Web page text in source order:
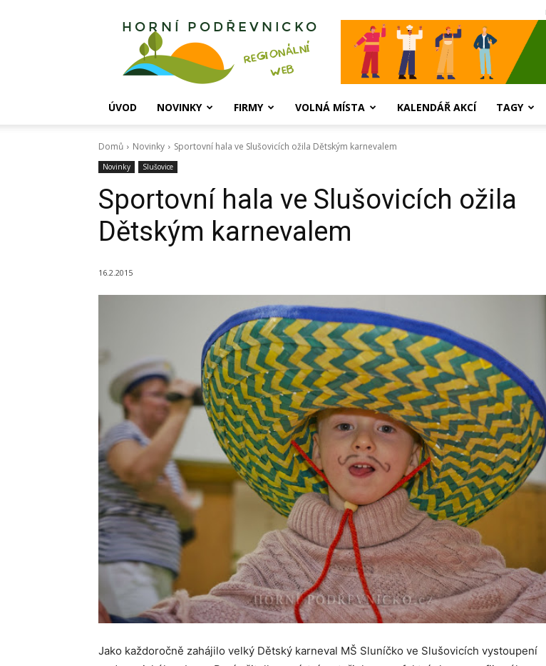
Horní
ÚVOD NOVINKY FIRMY VOLNÁ MÍSTA KALENDÁŘ AKCÍ TAGY
Domů Novinky Sportovní hala ve Slušovicích ožila Dětským karnevalem
Novinky Slušovice
Sportovní hala ve Slušovicích ožila
Dětským karnevalem
16.2.2015
Jako každoročně zahájilo velký Dětský karneval MŠ Sluníčko ve Slušovicích vystoupení